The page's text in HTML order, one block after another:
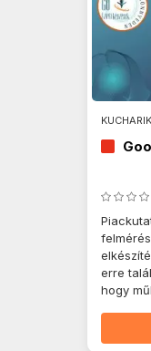
erre
hogy